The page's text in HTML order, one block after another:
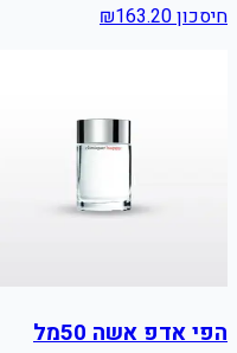
חיסכון ₪163.20
הפי אדפ אשה 50מל